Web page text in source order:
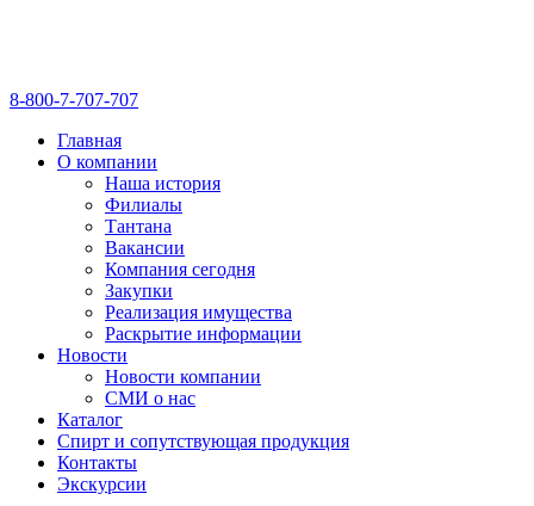
8-800-7-707-707
Главная
О компании
Наша история
Филиалы
Тантана
Вакансии
Компания сегодня
Закупки
Реализация имущества
Раскрытие информации
Новости
Новости компании
СМИ о нас
Каталог
Спирт и сопутствующая продукция
Контакты
Экскурсии